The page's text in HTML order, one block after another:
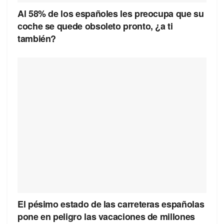
Al 58% de los españoles les preocupa que su
coche se quede obsoleto pronto, ¿a ti
también?
El pésimo estado de las carreteras españolas
pone en peligro las vacaciones de millones